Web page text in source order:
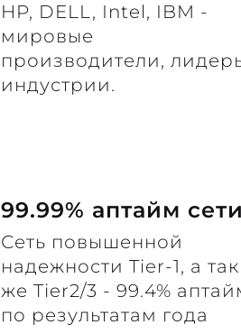
HP, DELL, Intel, IBM -
мировые
производители,
индустрии.
99.99% аптайм сети
Сеть повышенной
надежности Tier-1, а так
же Tier2/3 - 99.4%
по результатам года